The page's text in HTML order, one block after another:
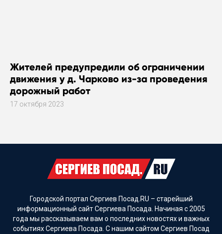
Жителей предупредили об ограничении
движения у д. Чарково из-за проведения
дорожный работ
17 октября 2023
Городской портал Сергиев Посад.RU – старейший
информационный сайт Сергиева Посада. Начиная с 2005
года мы рассказываем вам о последних новостях и важных
событиях Сергиева Посада. С нашим сайтом Сергиев Посад